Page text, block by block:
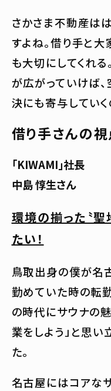
さかさま不動産は
すよね。借り手と
も大切にしてくれ
が広がっていけば
決にも寄与してい
借り手さんの視
「KIWAMI」社長
中島 惇生さん
環境の揃った〝
たい！
鳥取出身の僕が名
勤めていた時の転
の時代にサウナの
業をしよう」と思
た。
名古屋にはコアな